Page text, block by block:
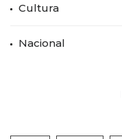
Cultura
Nacional